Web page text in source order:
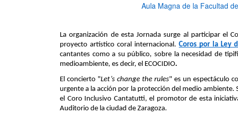
Aula Magna de la Facultad
La organización de esta Jornada surge al participar el
proyecto artístico coral internacional. Coros por la Ley
cantantes como a su público, sobre la necesidad de
medioambiente, es decir, el ECOCIDIO.
El concierto "Let’s change the rules" es un espectáculo
urgente a la acción por la protección del medio
el Coro Inclusivo Cantatutti, el promotor de esta
Auditorio de la ciudad de Zaragoza.